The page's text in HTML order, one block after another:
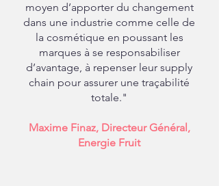
moyen d’apporter du changement
dans une industrie comme celle de
la cosmétique en poussant les
marques à se responsabiliser
d’avantage, à repenser leur supply
chain pour assurer une traçabilité
totale."
Maxime Finaz, Directeur Général,
Energie Fruit